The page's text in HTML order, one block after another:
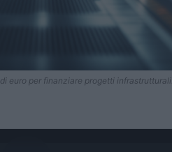
euro per finanziare progetti infrastrutturali.